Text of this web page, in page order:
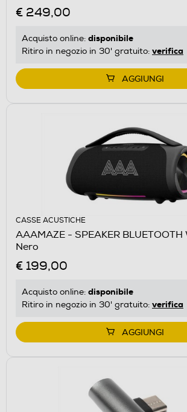
€ 249,00
Acquisto online: disponibile
Ritiro in negozio in 30' gratuito: verifica
AGGIUNGI
CASSE ACUSTICHE
AAAMAZE - SPEAKER
Nero
€ 199,00
Acquisto online: disponibile
Ritiro in negozio in 30' gratuito: verifica
AGGIUNGI